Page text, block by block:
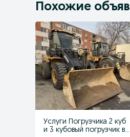
Похожие
Услуги Погрузчика 2 куб
и 3 кубовый погрузчик в